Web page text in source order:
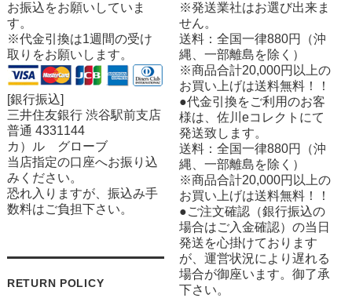
お振込をお願いしていま
す。
※代金引換は1週間の受け
取りをお願いします。
[銀行振込]
三井住友銀行 渋谷駅前支店
普通 4331144
カ）ル グローブ
当店指定の口座へお振り込
みください。
恐れ入りますが、振込み手
数料はご負担下さい。
RETURN POLICY
※発送業社はお選び出来ま
せん。
送料：全国一律880円（沖
縄、一部離島を除く）
※商品合計20,000円以上の
お買い上げは送料無料！！
●代金引換をご利用のお客
様は、佐川eコレクトにて
発送致します。
送料：全国一律880円（沖
縄、一部離島を除く）
※商品合計20,000円以上の
お買い上げは送料無料！！
●ご注文確認（銀行振込の
場合はご入金確認）の当日
発送を心掛けております
が、運営状況により遅れる
場合が御座います。御了承
下さい。